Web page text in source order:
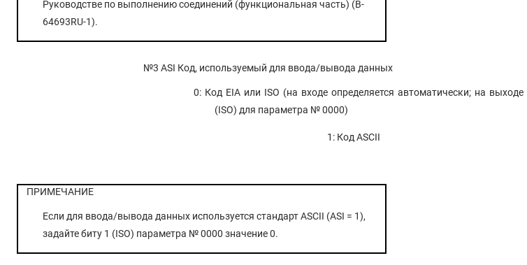
Руководстве по выполнению соединений (функциональная часть) (B-
64693RU-1).
№3 ASI Код, используемый для ввода/вывода данных
0: Код EIA или ISO (на входе определяется автоматически; на выходе
(ISO) для параметра № 0000)
1: Код ASCII
ПРИМЕЧАНИЕ
Если для ввода/вывода данных используется стандарт ASCII (ASI = 1),
задайте биту 1 (ISO) параметра № 0000 значение 0.